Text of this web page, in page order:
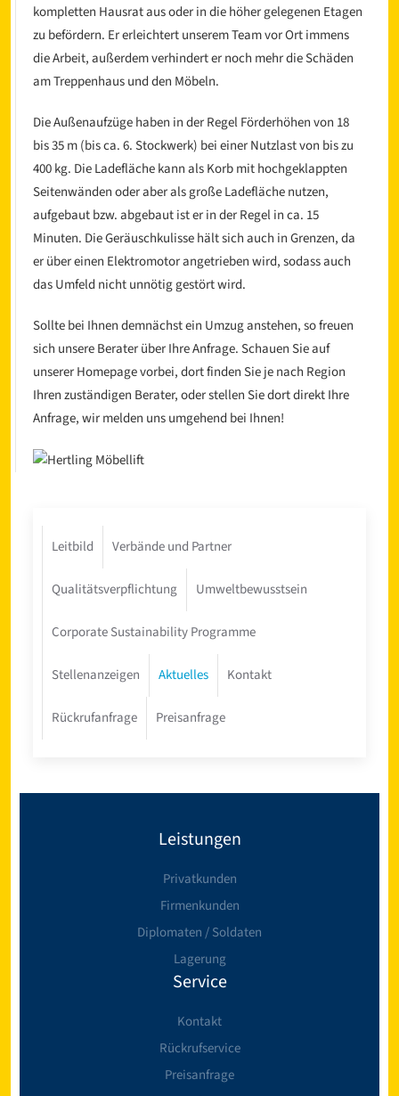
kompletten Hausrat aus oder in die höher gelegenen Etagen
zu befördern. Er erleichtert unserem Team vor Ort immens
die Arbeit, außerdem verhindert er noch mehr die Schäden
am Treppenhaus und den Möbeln.
Die Außenaufzüge haben in der Regel Förderhöhen von 18
bis 35 m (bis ca. 6. Stockwerk) bei einer Nutzlast von bis zu
400 kg. Die Ladefläche kann als Korb mit hochgeklappten
Seitenwänden oder aber als große Ladefläche nutzen,
aufgebaut bzw. abgebaut ist er in der Regel in ca. 15
Minuten. Die Geräuschkulisse hält sich auch in Grenzen, da
er über einen Elektromotor angetrieben wird, sodass auch
das Umfeld nicht unnötig gestört wird.
Sollte bei Ihnen demnächst ein Umzug anstehen, so freuen
sich unsere Berater über Ihre Anfrage. Schauen Sie auf
unserer Homepage vorbei, dort finden Sie je nach Region
Ihren zuständigen Berater, oder stellen Sie dort direkt Ihre
Anfrage, wir melden uns umgehend bei Ihnen!
Leitbild Verbände und Partner
Qualitätsverpflichtung Umweltbewusstsein
Corporate Sustainability Programme
Stellenanzeigen Aktuelles Kontakt
Rückrufanfrage Preisanfrage
Leistungen
Privatkunden
Firmenkunden
Diplomaten / Soldaten
Lagerung
Service
Kontakt
Rückrufservice
Preisanfrage